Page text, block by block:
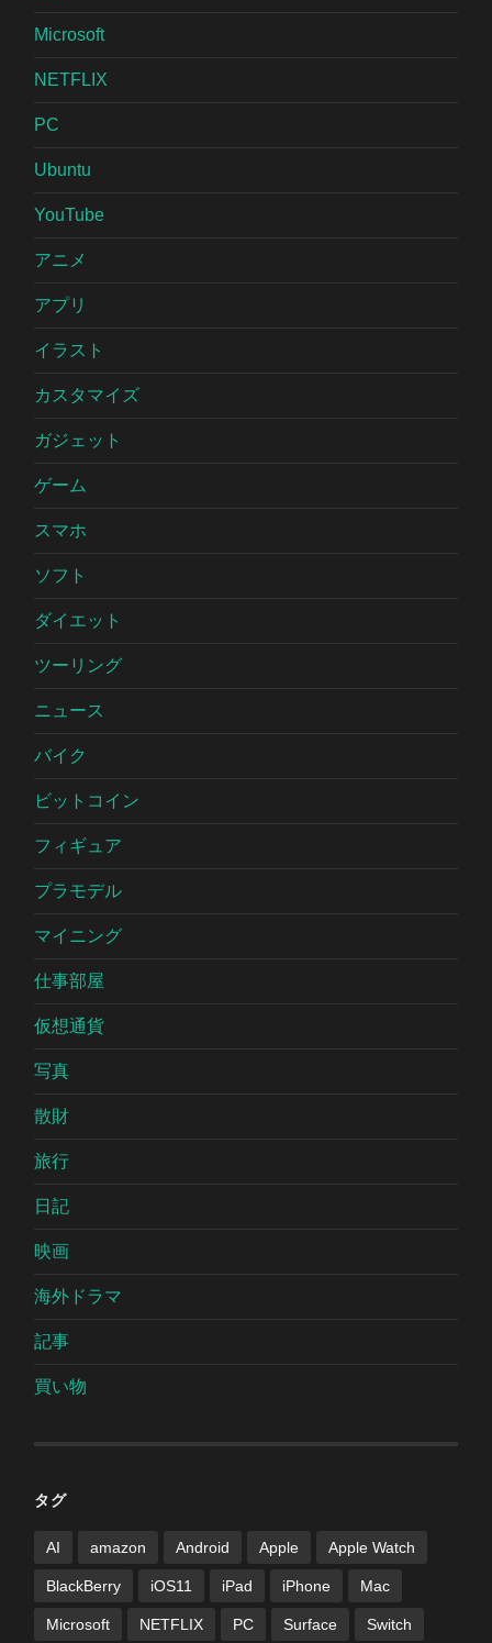
Microsoft
NETFLIX
PC
Ubuntu
YouTube
アニメ
アプリ
イラスト
カスタマイズ
ガジェット
ゲーム
スマホ
ソフト
ダイエット
ツーリング
ニュース
バイク
ビットコイン
フィギュア
プラモデル
マイニング
仕事部屋
仮想通貨
写真
散財
旅行
日記
映画
海外ドラマ
記事
買い物
タグ
AI amazon Android Apple Apple Watch
BlackBerry iOS11 iPad iPhone Mac
Microsoft NETFLIX PC Surface Switch